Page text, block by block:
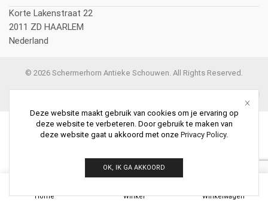
Korte Lakenstraat 22
2011 ZD HAARLEM
Nederland
© 2026 Schermerhorn Antieke Schouwen. All Rights Reserved.
Home Winkel Winkelwagen
Deze website maakt gebruik van cookies om je ervaring op
deze website te verbeteren. Door gebruik te maken van
deze website gaat u akkoord met onze Privacy Policy.
OK, IK GA AKKOORD